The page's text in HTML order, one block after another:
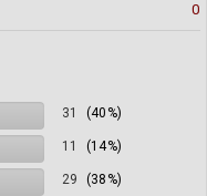
0
31 (40%)
11 (14%)
29 (38%)